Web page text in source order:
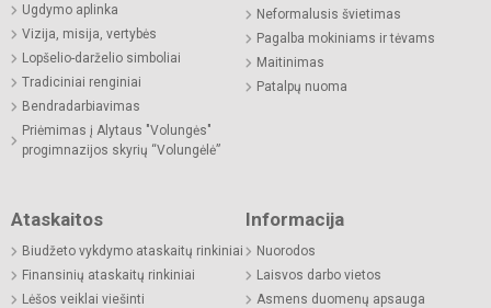
Ugdymo aplinka
Vizija, misija, vertybės
Lopšelio-darželio simboliai
Tradiciniai renginiai
Bendradarbiavimas
Priėmimas į Alytaus "Volungės"
progimnazijos skyrių “Volungėlė”
Neformalusis švietimas
Pagalba mokiniams ir tėvams
Maitinimas
Patalpų nuoma
Ataskaitos
Biudžeto vykdymo ataskaitų rinkiniai
Finansinių ataskaitų rinkiniai
Lėšos veiklai viešinti
Informacija
Nuorodos
Laisvos darbo vietos
Asmens duomenų apsauga